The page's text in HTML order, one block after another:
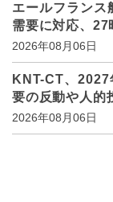
エールフランス
需要に対応、27
2026年08月06日
KNT-CT、
要の反動や人的
2026年08月06日